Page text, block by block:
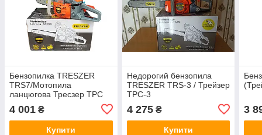
Бензопилка TRESZER
TRS7/Мотопила
ланцюгова Тресзер ТРС
4 001 ₴
Купити
Недорогий бензопила
TRESZER TRS-3 / Трейзер
ТРС-3
4 275₴
Купити
3